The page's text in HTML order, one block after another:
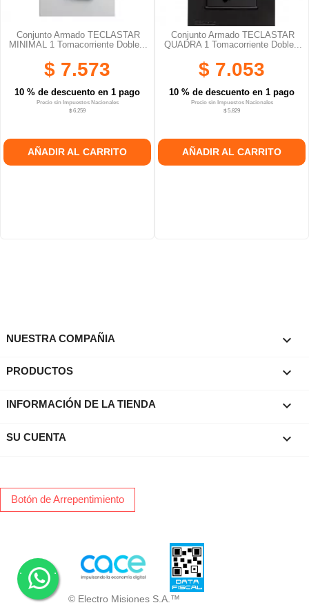
Conjunto Armado TECLASTAR
MINIMAL 1 Tomacorriente Doble...
$ 7.573
10 % de descuento en 1 pago
Precio sin Impuestos Nacionales
$ 6.259
AÑADIR AL CARRITO
Conjunto Armado TECLASTAR
QUADRA 1 Tomacorriente Doble...
$ 7.053
10 % de descuento en 1 pago
Precio sin Impuestos Nacionales
$ 5.829
AÑADIR AL CARRITO
NUESTRA COMPAÑIA 
PRODUCTOS 
INFORMACIÓN DE LA TIENDA keyboard_arrow_down
SU CUENTA 
Botón de Arrepentimiento
© Electro Misiones S.A.™
. .